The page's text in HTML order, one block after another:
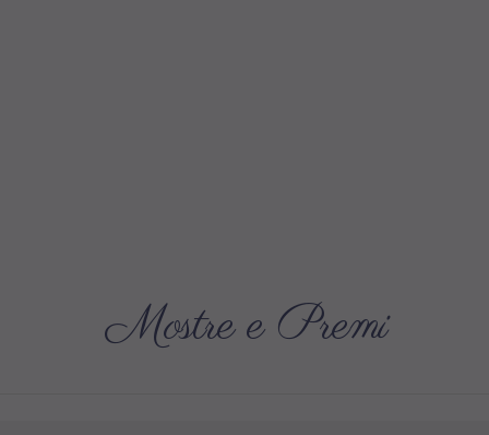
Mostre e Premi